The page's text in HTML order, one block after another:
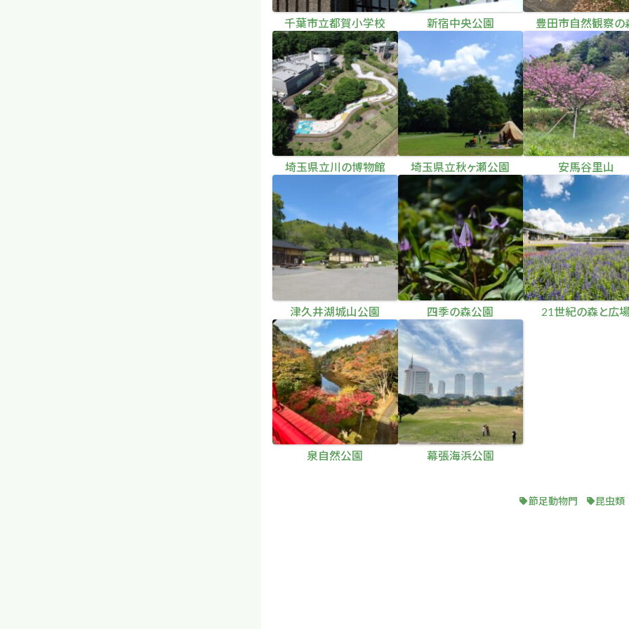
千葉市立都賀小学校 新宿中央公園 豊田市自然観察の
埼玉県立川の博物館 埼玉県立秋ヶ瀬公園 安馬谷里山
津久井湖城山公園 四季の森公園 21世紀の森と広
泉自然公園 幕張海浜公園
節足動物門 昆虫類